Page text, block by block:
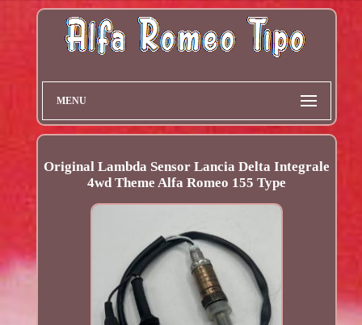
MENU
Original Lambda Sensor Lancia Delta Integrale
4wd Theme Alfa Romeo 155 Type